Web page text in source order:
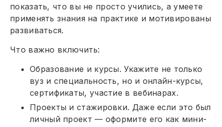
показать, что вы не просто учились, а умеете
применять знания на практике и мотивированы
развиваться.
Что важно включить:
Образование и курсы. Укажите не только
вуз и специальность, но и онлайн-курсы,
сертификаты, участие в вебинарах.
Проекты и стажировки. Даже если это был
личный проект — оформите его как мини-